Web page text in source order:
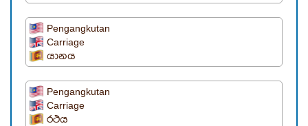
Pengangkutan
Carriage
යානය
Pengangkutan
Carriage
රථය